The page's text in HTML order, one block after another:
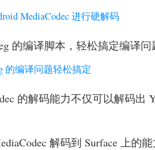
MediaCodec 进行硬解码
的编译脚本，轻松搞定编译问
的编译问题轻松搞定
的解码能力不仅可以解码出
解码到 Surface 上的